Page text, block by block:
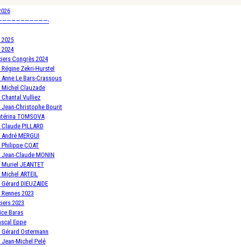
2025
2024
Congrès 2024
Régine Zekri-Hurstel
Anne Le Bars-Crassous
Michel Clauzade
Chantal Vulliez
Jean-Christophe Bourit
TOMSOVA
Claude PILLARD
André MERGUI
Philippe COAT
Jean-Claude MONIN
Muriel JEANTET
Michel ARTEIL
Gérard DIEUZAIDE
2023
2023
Baras
Eppe
Gérard Ostermann
Jean-Michel Pelé